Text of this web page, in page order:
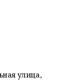
улица,